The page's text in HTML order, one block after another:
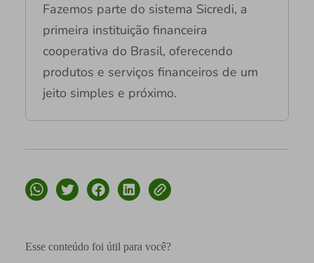
Fazemos parte do sistema Sicredi, a
primeira instituição financeira
cooperativa do Brasil, oferecendo
produtos e serviços financeiros de um
jeito simples e próximo.
Esse conteúdo foi útil para você?